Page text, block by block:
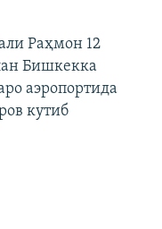
Раҳмон 12
Бишкекка
аэропортида
кутиб